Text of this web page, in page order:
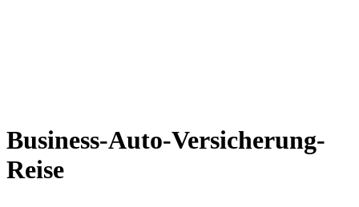
Business-Auto-Versicherung-
Reise